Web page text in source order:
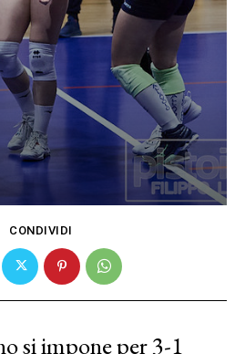
CONDIVIDI
si impone per 3-1